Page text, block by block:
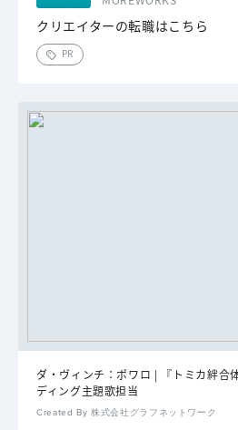
クリエイターの転職はこちら
PR
ダ・ヴィンチ：ポワロ | 『トミカ絆合
ディング主題歌担当
Created By 株式会社グラフネットワーク